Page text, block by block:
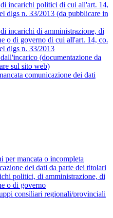
incarichi politici di cui all'art. 14,
dlgs n. 33/2013 (da pubblicare in
incarichi di amministrazione, di
o di governo di cui all'art. 14, co.
dlgs n. 33/2013
(documentazione da
sul sito web)
comunicazione dei dati
per mancata o incompleta
dei dati da parte dei titolari
politici, di amministrazione, di
o di governo
consiliari regionali/provinciali